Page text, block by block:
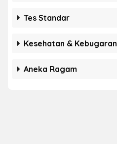
Tes Standar
Kesehatan & Kebugaran
Aneka Ragam